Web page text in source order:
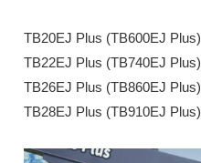
TB20EJ Plus (TB600EJ Plus)
TB22EJ Plus (TB740EJ Plus)
TB26EJ Plus (TB860EJ Plus)
TB28EJ Plus (TB910EJ Plus)